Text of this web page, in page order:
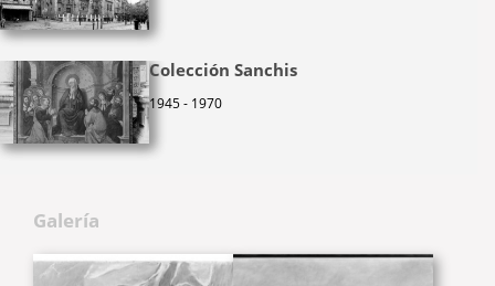
Colección Sanchis
1945 - 1970
Galería